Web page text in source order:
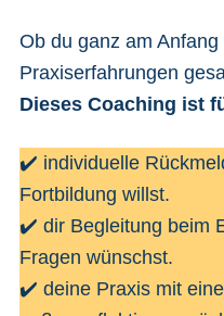
Ob du ganz am
Praxiserfahrungen
Dieses Coaching ist
✔️ individuelle
Fortbildung willst.
✔️ dir Begleitung beim
Fragen wünschst.
✔️ deine Praxis mit